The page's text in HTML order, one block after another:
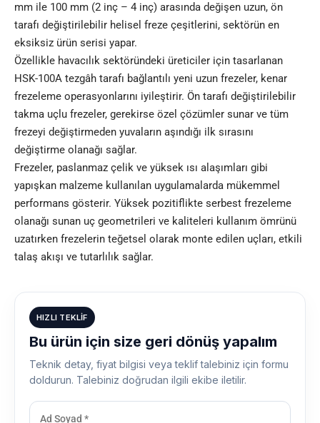
mm ile 100 mm (2 inç – 4 inç) arasında değişen uzun, ön
tarafı değiştirilebilir helisel freze çeşitlerini, sektörün en
eksiksiz ürün serisi yapar.
Özellikle havacılık sektöründeki üreticiler için tasarlanan
HSK-100A tezgâh tarafı bağlantılı yeni uzun frezeler, kenar
frezeleme operasyonlarını iyileştirir. Ön tarafı değiştirilebilir
takma uçlu frezeler, gerekirse özel çözümler sunar ve tüm
frezeyi değiştirmeden yuvaların aşındığı ilk sırasını
değiştirme olanağı sağlar.
Frezeler, paslanmaz çelik ve yüksek ısı alaşımları gibi
yapışkan malzeme kullanılan uygulamalarda mükemmel
performans gösterir. Yüksek pozitiflikte serbest frezeleme
olanağı sunan uç geometrileri ve kaliteleri kullanım ömrünü
uzatırken frezelerin teğetsel olarak monte edilen uçları, etkili
talaş akışı ve tutarlılık sağlar.
HIZLI TEKLIF
Bu ürün için size geri dönüş yapalım
Teknik detay, fiyat bilgisi veya teklif talebiniz için formu
doldurun. Talebiniz doğrudan ilgili ekibe iletilir.